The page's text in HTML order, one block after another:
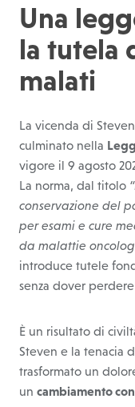
Una
la tutela
malati
La vicenda di
culminato nella
vigore il 9 agosto
La norma, dal titolo
conservazione del
per esami e cure
da malattie
introduce tutele
senza dover
È un risultato di
Steven e la tenacia
trasformato un
un cambiamento